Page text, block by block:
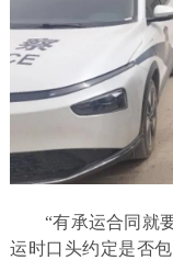
“有承运合同就
运时口头约定是否